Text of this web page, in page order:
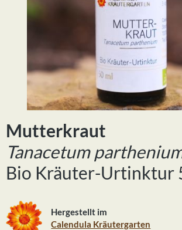
Mutterkraut
Tanacetum
Bio Kräuter-Urtinktur
Hergestellt im
Calendula Kräutergarten